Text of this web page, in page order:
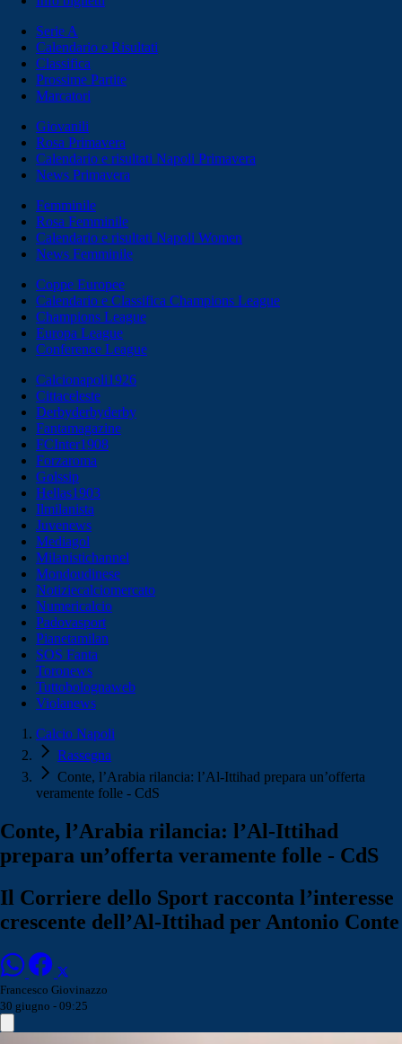
Serie A
Calendario e Risultati
Classifica
Prossime Partite
Marcatori
Giovanili
Rosa Primavera
Calendario e risultati Napoli Primavera
News Primavera
Femminile
Rosa Femminile
Calendario e risultati Napoli Women
News Femminile
Coppe Europee
Calendario e Classifica Champions League
Champions League
Europa League
Conference League
Calcionapoli1926
Cittaceleste
Derbyderbyderby
Fantamagazine
FCInter1908
Forzaroma
Golssip
Hellas1903
Ilmilanista
Juvenews
Mediagol
Milanistichannel
Mondoudinese
Notiziecalciomercato
Numericalcio
Padovasport
Pianetamilan
SOS Fanta
Toronews
Tuttobolognaweb
Violanews
Calcio Napoli
Rassegna
Conte, l’Arabia rilancia: l’Al-Ittihad prepara un’offerta
veramente folle - CdS
Conte, l’Arabia rilancia: l’Al-Ittihad
prepara un’offerta veramente folle - CdS
Il Corriere dello Sport racconta l’interesse
crescente dell’Al-Ittihad per Antonio Conte
Francesco Giovinazzo
30 giugno - 09:25